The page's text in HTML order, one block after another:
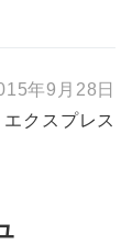
年9月28日
クスプレス